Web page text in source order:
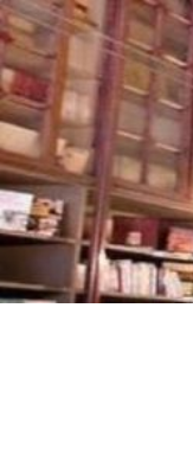
Skip
to
content